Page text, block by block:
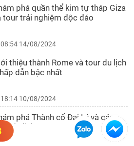
phá quần thể kim tự tháp Giza
tour trải nghiệm độc đáo
08:54 14/08/2024
thiệu thành Rome và tour du lịch
dẫn bậc nhất
18:14 10/08/2024
phá Thành cổ Đại Lý và các
du lịch Vân Nam